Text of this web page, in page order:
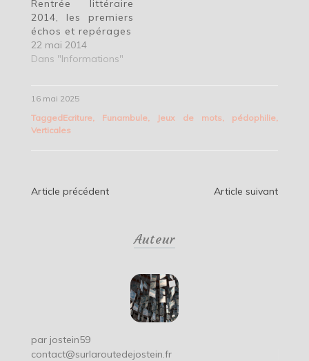
Rentrée littéraire
2014, les premiers
échos et repérages
22 mai 2014
Dans "Informations"
16 mai 2025
TaggedEcriture, Funambule Jeux de mots pédophilie
Verticales
Navigation
Article précédent Article suivant
Auteur
par jostein59
contact@surlaroutedejostein.fr